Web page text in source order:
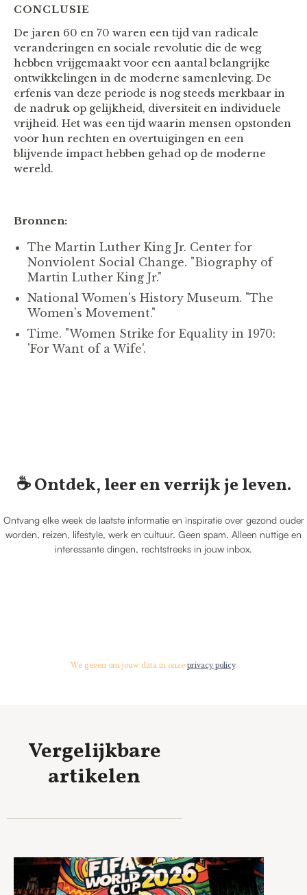
CONCLUSIE
De jaren 60 en 70 waren een tijd van radicale
veranderingen en sociale revolutie die de weg
hebben vrijgemaakt voor een aantal belangrijke
ontwikkelingen in de moderne samenleving. De
erfenis van deze periode is nog steeds merkbaar in
de nadruk op gelijkheid, diversiteit en individuele
vrijheid. Het was een tijd waarin mensen opstonden
voor hun rechten en overtuigingen en een
blijvende impact hebben gehad op de moderne
wereld.
Bronnen:
The Martin Luther King Jr. Center for
Nonviolent Social Change. "Biography of
Martin Luther King Jr."
National Women's History Museum. "The
Women's Movement."
Time. "Women Strike for Equality in 1970:
'For Want of a Wife'.
☕️ Ontdek, leer en verrijk je leven.
Ontvang elke week de laatste informatie en inspiratie over gezond ouder
worden, reizen, lifestyle, werk en cultuur. Geen spam. Alleen nuttige en
interessante dingen, rechtstreeks in jouw inbox.
We geven om jouw data in onze privacy policy.
Vergelijkbare
artikelen